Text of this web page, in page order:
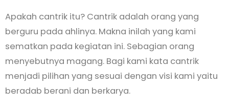
Apakah cantrik itu? Cantrik adalah orang yang
berguru pada ahlinya. Makna inilah yang kami
sematkan pada kegiatan ini. Sebagian orang
menyebutnya magang. Bagi kami kata cantrik
menjadi pilihan yang sesuai dengan visi kami yaitu
beradab berani dan berkarya.